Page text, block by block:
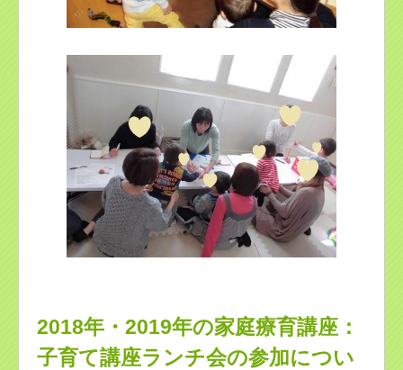
2018年・2019年の家庭療育講座：
子育て講座ランチ会の参加につい